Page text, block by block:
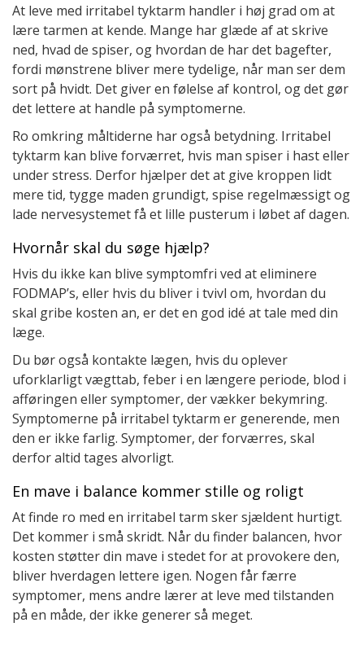
At leve med irritabel tyktarm handler i høj grad om at
lære tarmen at kende. Mange har glæde af at skrive
ned, hvad de spiser, og hvordan de har det bagefter,
fordi mønstrene bliver mere tydelige, når man ser dem
sort på hvidt. Det giver en følelse af kontrol, og det gør
det lettere at handle på symptomerne.
Ro omkring måltiderne har også betydning. Irritabel
tyktarm kan blive forværret, hvis man spiser i hast eller
under stress. Derfor hjælper det at give kroppen lidt
mere tid, tygge maden grundigt, spise regelmæssigt og
lade nervesystemet få et lille pusterum i løbet af dagen.
Hvornår skal du søge hjælp?
Hvis du ikke kan blive symptomfri ved at eliminere
FODMAP’s, eller hvis du bliver i tvivl om, hvordan du
skal gribe kosten an, er det en god idé at tale med din
læge.
Du bør også kontakte lægen, hvis du oplever
uforklarligt vægttab, feber i en længere periode, blod i
afføringen eller symptomer, der vækker bekymring.
Symptomerne på irritabel tyktarm er generende, men
den er ikke farlig. Symptomer, der forværres, skal
derfor altid tages alvorligt.
En mave i balance kommer stille og roligt
At finde ro med en irritabel tarm sker sjældent hurtigt.
Det kommer i små skridt. Når du finder balancen, hvor
kosten støtter din mave i stedet for at provokere den,
bliver hverdagen lettere igen. Nogen får færre
symptomer, mens andre lærer at leve med tilstanden
på en måde, der ikke generer så meget.